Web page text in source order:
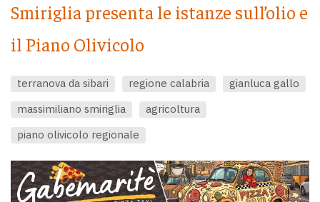
Smiriglia presenta le istanze sull’olio e
il Piano Olivicolo
terranova da sibari regione calabria
gianluca gallo
massimiliano smiriglia
agricoltura
piano olivicolo regionale